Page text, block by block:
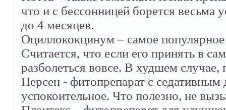
что и с бессонницей борется весьма
до 4 месяцев.
Оциллококцинум – самое
Считается, что если его принять в
разболеться вовсе. В худшем
Персен - фитопрепарат с
успокоительное. Что полезно, не